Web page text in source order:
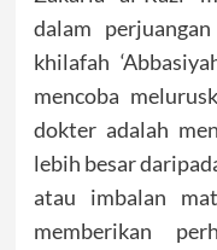
dalam
khilafah
mencoba
dokter adalah
lebih besar
atau imbalan
memberikan